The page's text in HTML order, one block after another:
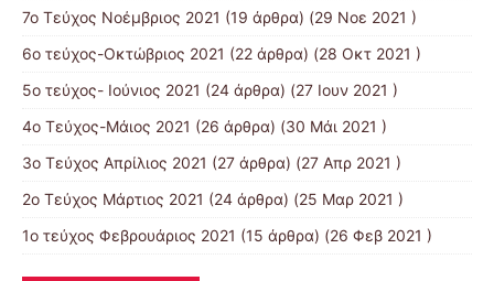
7o Τεύχος Νοέμβριος 2021 (19 άρθρα) (29 Νοε 2021 )
6ο τεύχος-Οκτώβριος 2021 (22 άρθρα) (28 Οκτ 2021 )
5ο τεύχος- Ιούνιος 2021 (24 άρθρα) (27 Ιουν 2021 )
4o Tεύχος-Μάιος 2021 (26 άρθρα) (30 Μάι 2021 )
3ο Τεύχος Απρίλιος 2021 (27 άρθρα) (27 Απρ 2021 )
2o Tεύχος Μάρτιος 2021 (24 άρθρα) (25 Μαρ 2021 )
1ο τεύχος Φεβρουάριος 2021 (15 άρθρα) (26 Φεβ 2021 )